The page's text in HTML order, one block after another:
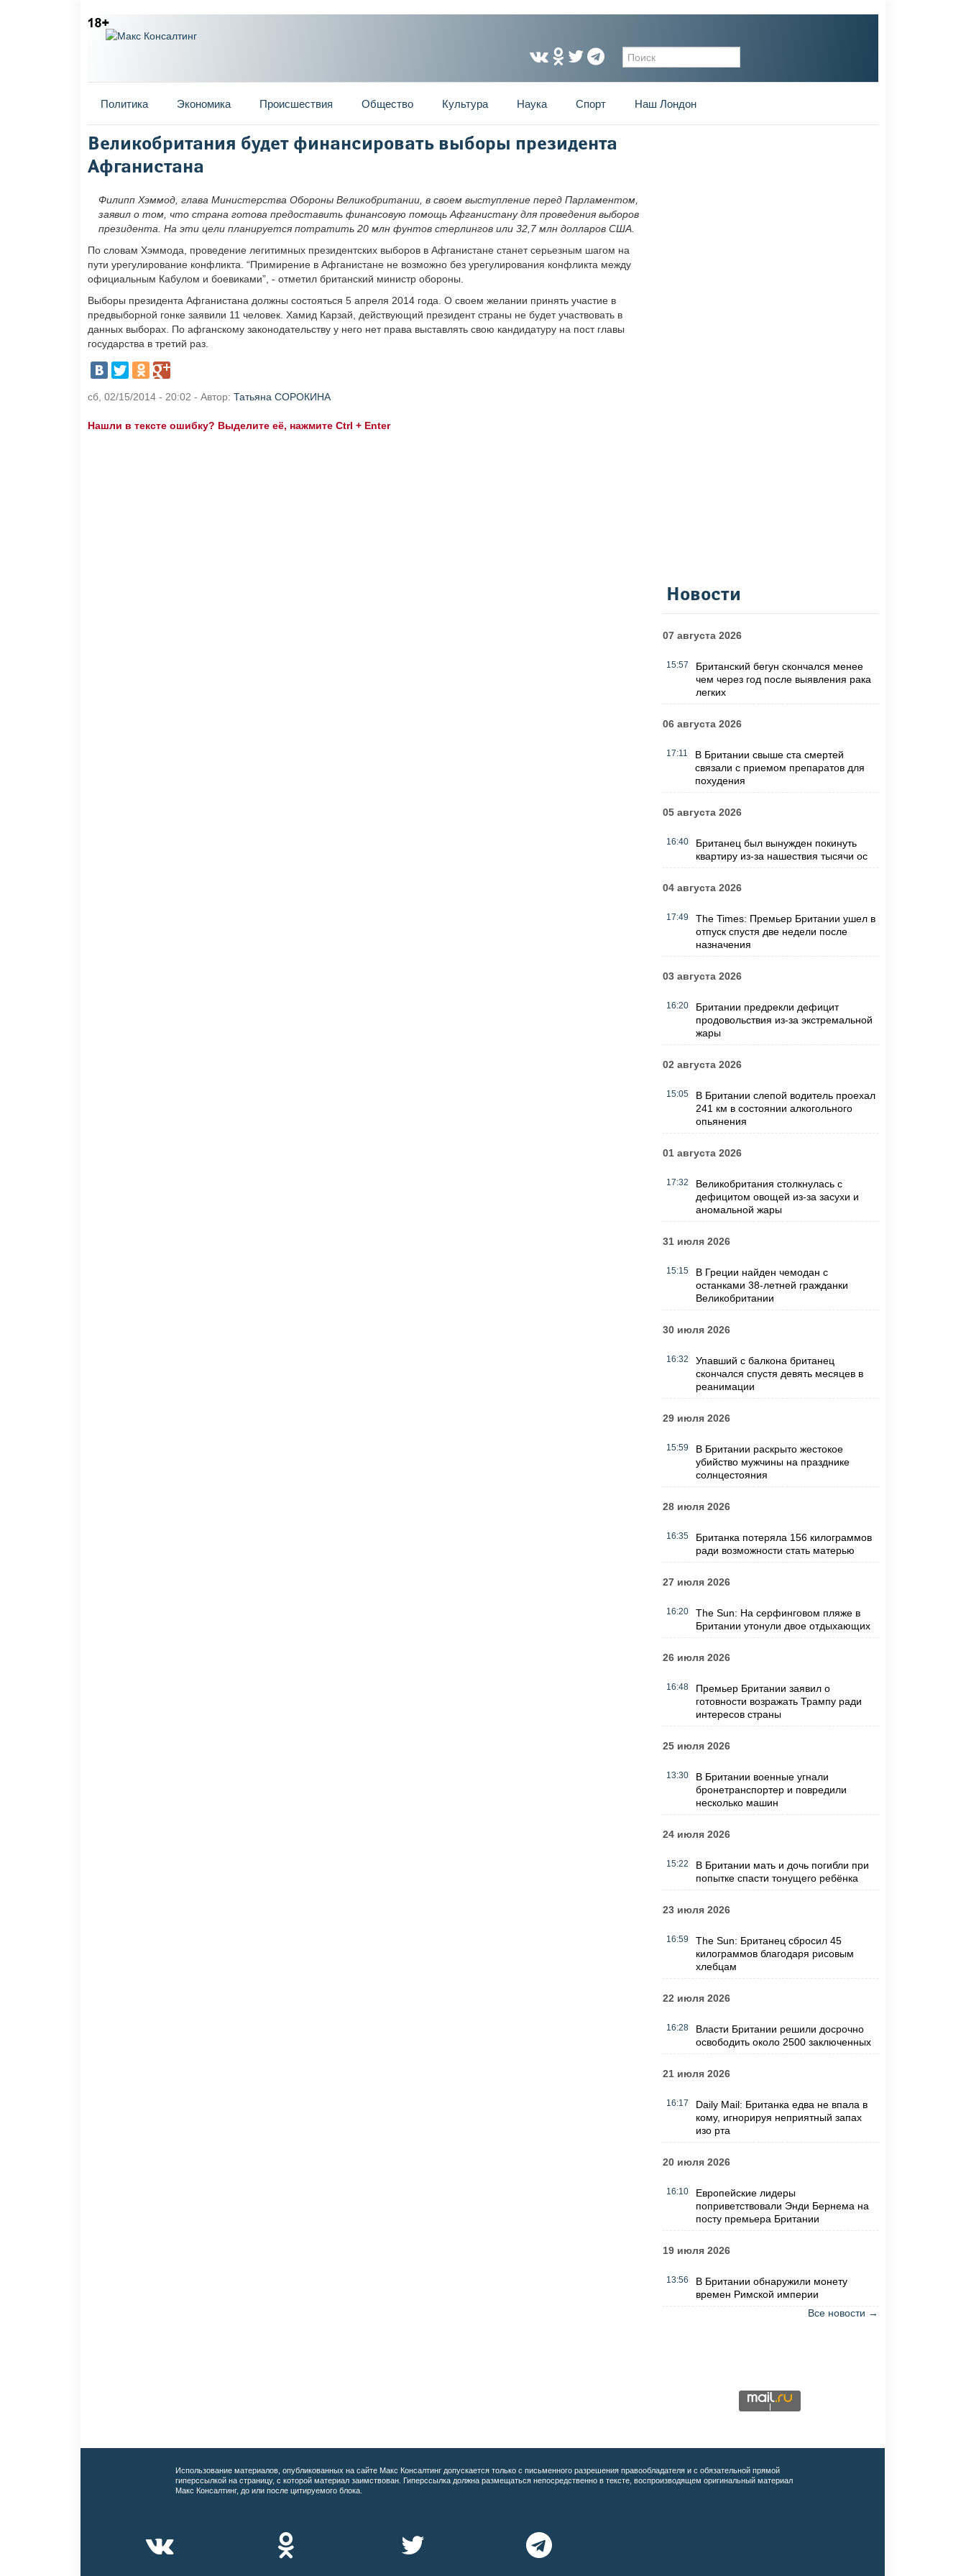
Форма поиска
Главное меню
Политика Экономика Происшествия Общество Культура Наука Спорт Наш Лондон
Вы здесь
Великобритания будет финансировать выборы президента
Афганистана
Филипп Хэммод, глава Министерства Обороны Великобритании, в своем выступление перед Парламентом,
заявил о том, что страна готова предоставить финансовую помощь Афганистану для проведения выборов
президента. На эти цели планируется потратить 20 млн фунтов стерлингов или 32,7 млн долларов США.
По словам Хэммода, проведение легитимных президентских выборов в Афганистане станет серьезным шагом на
пути урегулирование конфликта. “Примирение в Афганистане не возможно без урегулирования конфликта между
официальным Кабулом и боевиками”, - отметил британский министр обороны.
Выборы президента Афганистана должны состояться 5 апреля 2014 года. О своем желании принять участие в
предвыборной гонке заявили 11 человек. Хамид Карзай, действующий президент страны не будет участвовать в
данных выборах. По афганскому законодательству у него нет права выставлять свою кандидатуру на пост главы
государства в третий раз.
сб, 02/15/2014 - 20:02 - Автор: Татьяна СОРОКИНА
Нашли в тексте ошибку? Выделите её, нажмите Ctrl + Enter
Новости
07 августа 2026
15:57
Британский бегун скончался менее
чем через год после выявления рака
легких
06 августа 2026
17:11
В Британии свыше ста смертей
связали с приемом препаратов для
похудения
05 августа 2026
16:40
Британец был вынужден покинуть
квартиру из-за нашествия тысячи ос
04 августа 2026
17:49
The Times: Премьер Британии ушел в
отпуск спустя две недели после
назначения
03 августа 2026
16:20
Британии предрекли дефицит
продовольствия из-за экстремальной
жары
02 августа 2026
15:05
В Британии слепой водитель проехал
241 км в состоянии алкогольного
опьянения
01 августа 2026
17:32
Великобритания столкнулась с
дефицитом овощей из-за засухи и
аномальной жары
31 июля 2026
15:15
В Греции найден чемодан с
останками 38-летней гражданки
Великобритании
30 июля 2026
16:32
Упавший с балкона британец
скончался спустя девять месяцев в
реанимации
29 июля 2026
15:59
В Британии раскрыто жестокое
убийство мужчины на празднике
солнцестояния
28 июля 2026
16:35
Британка потеряла 156 килограммов
ради возможности стать матерью
27 июля 2026
16:20
The Sun: На серфинговом пляже в
Британии утонули двое отдыхающих
26 июля 2026
16:48
Премьер Британии заявил о
готовности возражать Трампу ради
интересов страны
25 июля 2026
13:30
В Британии военные угнали
бронетранспортер и повредили
несколько машин
24 июля 2026
15:22
В Британии мать и дочь погибли при
попытке спасти тонущего ребёнка
23 июля 2026
16:59
The Sun: Британец сбросил 45
килограммов благодаря рисовым
хлебцам
22 июля 2026
16:28
Власти Британии решили досрочно
освободить около 2500 заключенных
21 июля 2026
16:17
Daily Mail: Британка едва не впала в
кому, игнорируя неприятный запах
изо рта
20 июля 2026
16:10
Европейские лидеры
поприветствовали Энди Бернема на
посту премьера Британии
19 июля 2026
13:56
В Британии обнаружили монету
времен Римской империи
Все новости →
Использование материалов, опубликованных на сайте Макс Консалтинг допускается только с письменного разрешения правообладателя и с обязательной прямой
гиперссылкой на страницу, с которой материал заимствован. Гиперссылка должна размещаться непосредственно в тексте, воспроизводящем оригинальный материал
Макс Консалтинг, до или после цитируемого блока.